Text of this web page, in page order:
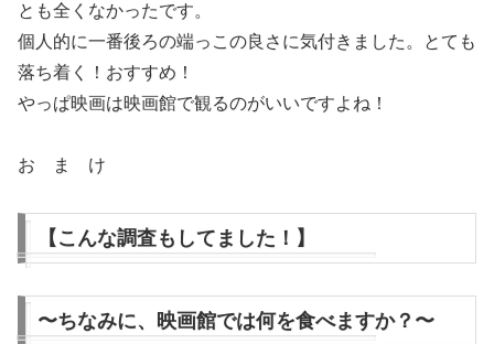
とも全くなかったです。
個人的に一番後ろの端っこの良さに気付きました。とても
落ち着く！おすすめ！
やっぱ映画は映画館で観るのがいいですよね！
お ま け
【こんな調査もしてました！】
〜ちなみに、映画館では何を食べますか？〜